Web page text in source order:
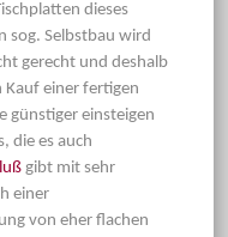
dieses
sog. Selbstbau wird
gerecht und deshalb
einer fertigen
günstiger einsteigen
die es auch
gibt mit sehr
einer
von eher flachen